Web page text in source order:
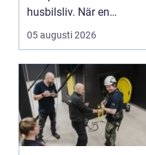
husbilsliv. När en
husbil ...
05 augusti 2026